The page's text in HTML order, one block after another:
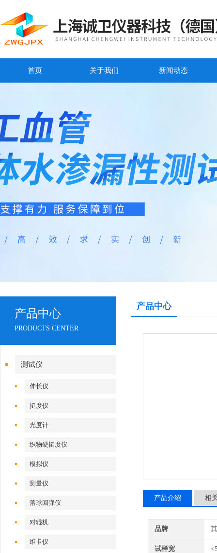
首页 关于我们 新闻动态
产品中心
PRODUCTS CENTER
测试仪
伸长仪
挺度仪
光度计
织物硬挺度仪
模拟仪
测量仪
落球回弹仪
对辊机
维卡仪
产品中心
产品介绍 相
品牌
试样宽